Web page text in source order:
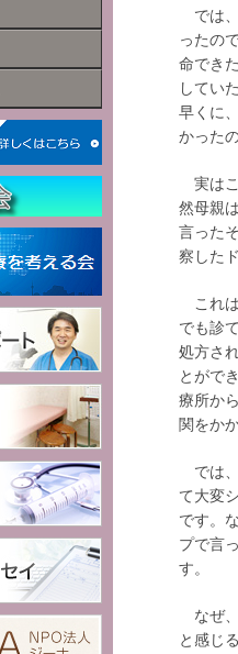
では、
ったの
命でき
してい
早くに
かった
実はこ
然母親
言った
察した
これは
でも診
処方さ
とがで
療所か
関をか
では、
て大変
です。
プで言
す。
なぜ、
と感じ